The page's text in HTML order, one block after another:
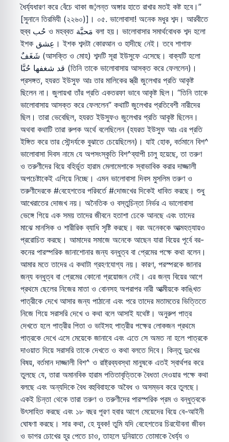
ধৈর্য্যধারণ করে বেঁচে থাকা জ¦লন্ত অঙ্গার হাতে রাখার মতই কষ্ট হবে।”
[সুনানে তিরমিযী (২২৬০)]। ০৫. ভালোবাসা! অনেক মধুর শব্দ। আরবীতে
হুব্ব حُب ও মহব্বত مَحبَّة বলা হয়। ভালোবাসার সমার্থবোধক শব্দ হলো
ইশক عِشق। ইশক শব্দটা কোরআন ও হাদীছে নেই। তবে শাগাফ
شَغَفٌ (আসক্তি ও মোহ) শব্দটি সূরা ইউসুফে এসেছে। বাক্যটি হলো
قد شغفها حُبَّا (তিনি তাকে ভালোবাসায় আসক্ত করে ফেললেন)।
প্রসঙ্গত, হযরত ইউসুফ আঃ তার মালিকের স্ত্রী জুলেখার প্রতি আকৃষ্ট
ছিলেন না। জুলায়খা তাঁর প্রতি একতরফা ভাবে আকৃষ্ট ছিল। “তিনি তাকে
ভালোবাসায় আসক্ত করে ফেললেন” কথাটি জুলেখার প্রতিবেশী নারীদের
ছিল। তারা ভেবেছিল, হযরত ইউসুফও জুলেখার প্রতি আকৃষ্ট ছিলেন।
অথবা কথাটি তারা রুপক অর্থে বলেছিলেন (হযরত ইউসুফ আঃ এর প্রতি
ইঙ্গিত করে তার সৌন্দর্যকে বুঝাতে চেয়েছিলেন)। যাই হোক, বর্তমানে বিশ^
ভালোবাসা দিবস নামে যে অপসংস্কৃতি বিশ^ব্যাপী চালু হয়েছে, তা তরুণ
ও তরুণীদের বিয়ে বহির্ভূত হারাম মেলামেশাকে স্বাভাবিক করার দাজ্জালী
অপচেষ্টাকেই এগিয়ে নিচ্ছে। এমন ভালোবাসা দিবস মুসলিম তরুণ ও
তরুণীদেরকে #বেহেশতের পরিবর্তে #দোজখের দিকেই ধাবিত করছে। শুধু
আখেরাতের দোজখ নয়। অনৈতিক ও বস্তুচিন্তা নির্ভর এ ভালোবাসা
ভেঙ্গে গিয়ে এক সময় তাদের জীবনে হতাশা ঢেকে আনছে এবং তাদের
মাঝে মানসিক ও শারীরিক ব্যাধি সৃষ্টি করছে। বরং অনেককে আত্মহত্যায়ও
প্ররোচিত করছে। আমাদের সমাজে অনেকে আছেন যারা বিয়ের পূর্বে বর-
কনের পারস্পরিক জানাশোনার জন্য বন্ধুত্ব বা প্রেমের পক্ষে কথা বলেন।
আমার মতে তাদের এ কথাটা গ্রহণযোগ্য নয়। কারণ, পরস্পরকে জানার
জন্য বন্ধুত্ব বা প্রেমের কোনো প্রয়োজন নেই। এর জন্য বিয়ের আগে
প্রথমে ছেলের নিজের মাতা ও বোনসহ অপরাপর নারী আত্মীয়কে কাঙ্খিত
পাত্রীকে দেখে আসার জন্য পাঠানো এবং পরে তাদের মতামতের ভিত্তিতে
নিজে গিয়ে সরাসরি দেখে ও কথা বলে আসাই যথেষ্ট। অনুরুপ পাত্র
দেখতে হলে পাত্রীর পিতা ও ভাইসহ পাত্রীর পক্ষের লোকজন প্রথমে
পাত্রকে দেখে এসে মেয়েকে জানাবে এবং এতে সে অমত না হলে পাত্রকে
দাওয়াত দিয়ে সরাসরি তাকে দেখতে ও কথা বলতে দিবে। কিন্তু দুঃখের
বিষয়, বর্তমান দাজ্জালী বিশ^ ও রাষ্ট্রব্যবস্থা মানুষকে এতই স্বার্থপর করে
তুলছে যে, তারা অমানবিক হারাম পতিতাবৃত্তিকে বৈধতা দেওয়ার পক্ষে কথা
বলছে এবং অন্যদিকে বৈধ বহুবিবাহকে অবৈধ ও অসম্ভব করে তুলছে।
একই চিন্তা থেকে তারা তরুণ ও তরুণীদের পারস্পরিক প্রম ও বন্ধুত্বকে
উৎসাহিত করছে এবং ১৮ বছর পূরণ হবার আগে মেয়েদের বিয়ে বে-আইনী
ঘোষণা করছে। সার কথা, হে যুবক! তুমি যদি বেহেশতের চিরযৌবনা জীবন
ও ডাগর চোখের হূর পেতে চাও, তাহলে দুনিয়াতে তোমাকে ধৈর্য্য ও